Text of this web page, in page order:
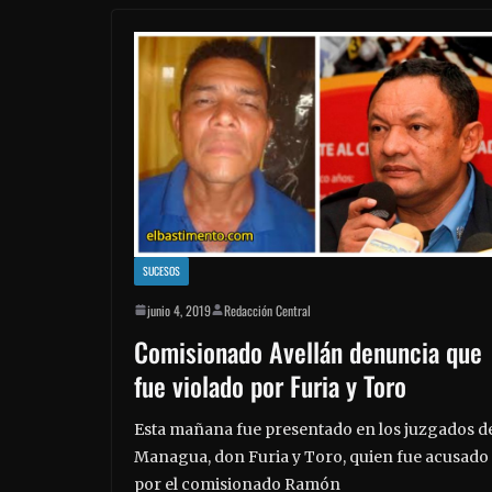
SUCESOS
junio 4, 2019 Redacción Central
Comisionado Avellán denuncia que
fue violado por Furia y Toro
Esta mañana fue presentado en los juzgados
Managua, don Furia y Toro, quien fue acusado
por el comisionado Ramón